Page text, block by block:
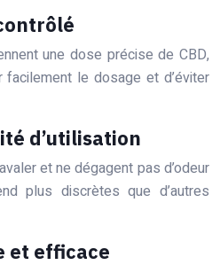
une dose précise de CBD,
le dosage et d’éviter
d’utilisation
et ne dégagent pas d’odeur
plus discrètes que d’autres
et efficace